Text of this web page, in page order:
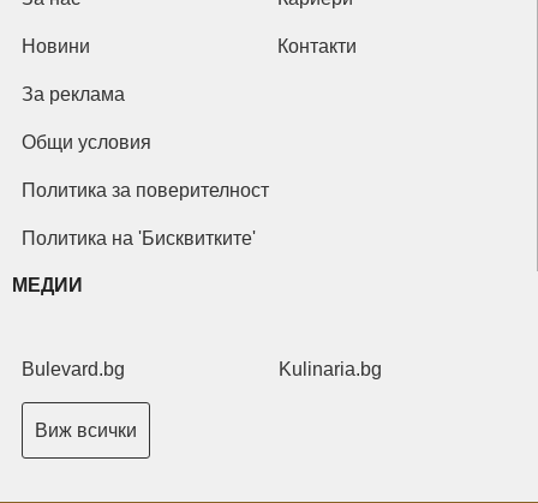
Новини Контакти
За реклама
Общи условия
Политика за поверителност
Политика на 'Бисквитките'
МЕДИИ
Bulevard.bg Kulinaria.bg
Виж всички